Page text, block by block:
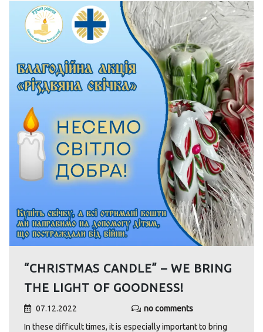
“CHRISTMAS CANDLE” – WE BRING
THE LIGHT OF GOODNESS!
07.12.2022
no comments
In these difficult times, it is especially important to bring